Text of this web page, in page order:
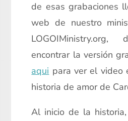
de esas grabaciones
web de nuestro
LOGOIMinistry.org,
encontrar la versión
aqui para ver el video
historia de amor de
Al inicio de la